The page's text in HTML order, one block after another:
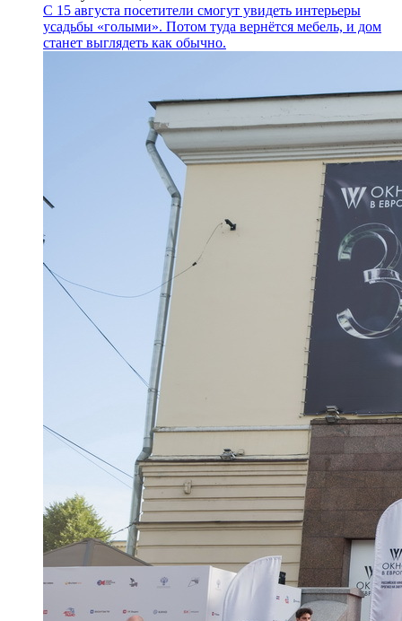
С 15 августа посетители смогут увидеть интерьеры
усадьбы «голыми». Потом туда вернётся мебель, и дом
станет выглядеть как обычно.